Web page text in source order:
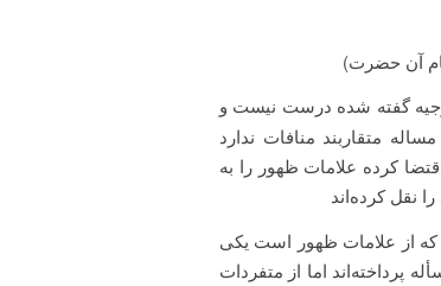
آن حضرت)
گفته شده درست نیست و
متقاربند منافات ندارد
کرده علامات ظهور را به
نقل کرده‌اند
از علامات ظهور است یکی
پرداخته‌اند اما از متفردات